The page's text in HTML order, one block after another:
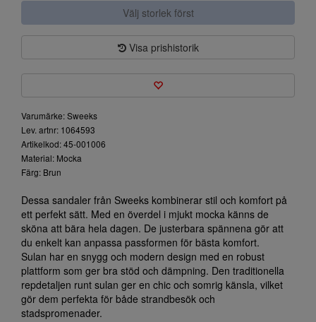
Välj storlek först
Visa prishistorik
Varumärke: Sweeks
Lev. artnr: 1064593
Artikelkod: 45-001006
Material: Mocka
Färg: Brun
Dessa sandaler från Sweeks kombinerar stil och komfort på
ett perfekt sätt. Med en överdel i mjukt mocka känns de
sköna att bära hela dagen. De justerbara spännena gör att
du enkelt kan anpassa passformen för bästa komfort.
Sulan har en snygg och modern design med en robust
plattform som ger bra stöd och dämpning. Den traditionella
repdetaljen runt sulan ger en chic och somrig känsla, vilket
gör dem perfekta för både strandbesök och
stadspromenader.